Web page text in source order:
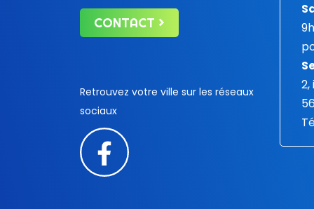
CONTACT
Retrouvez votre ville sur les réseaux
sociaux
2,